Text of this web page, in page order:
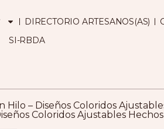
DIRECTORIO ARTESANOS(AS)
SI-RBDA
Hilo – Diseños Coloridos
Coloridos Ajustables